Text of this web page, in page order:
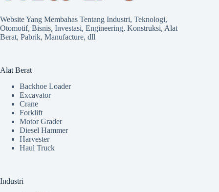
Website Yang Membahas Tentang Industri, Teknologi,
Otomotif, Bisnis, Investasi, Engineering, Konstruksi, Alat
Berat, Pabrik, Manufacture, dll
Alat Berat
Backhoe Loader
Excavator
Crane
Forklift
Motor Grader
Diesel Hammer
Harvester
Haul Truck
Industri